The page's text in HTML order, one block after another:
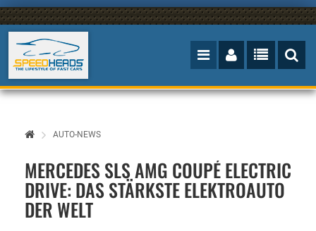
AUTO-NEWS
MERCEDES SLS AMG COUPÉ ELECTRIC
DRIVE: DAS STÄRKSTE ELEKTROAUTO
DER WELT